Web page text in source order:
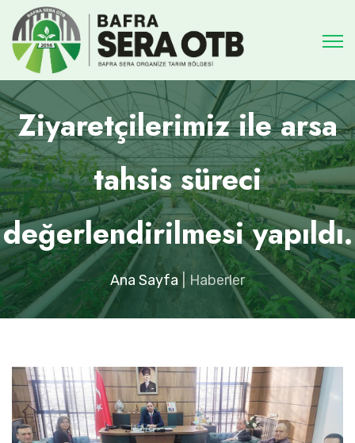
Ziyaretçilerimiz ile arsa
tahsis süreci
değerlendirilmesi yapıldı.
Ana Sayfa Haberler